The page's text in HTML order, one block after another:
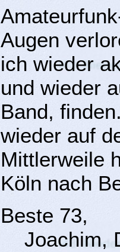
Augen
ich wieder
und wieder
Band,
wieder auf
Mittlerweile
Köln nach
Beste 73,
Joachim,